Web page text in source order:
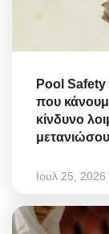
Pool
που
κίνδυνο
Ιουλ 25, 2026